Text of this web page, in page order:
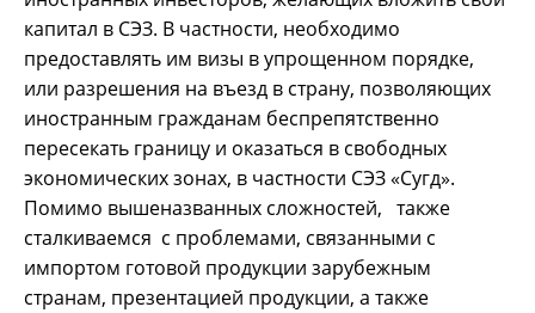
капитал в СЭЗ. В частности, необходимо
предоставлять им визы в упрощенном порядке,
или разрешения на въезд в страну, позволяющих
иностранным гражданам беспрепятственно
пересекать границу и оказаться в свободных
экономических зонах, в частности СЭЗ «Сугд».
Помимо вышеназванных сложностей, также
сталкиваемся с проблемами, связанными с
импортом готовой продукции зарубежным
странам, презентацией продукции, а также